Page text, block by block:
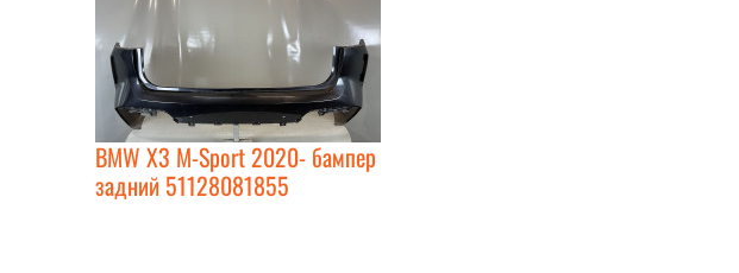
BMW X3 M-Sport 2020- бампер
задний 51128081855